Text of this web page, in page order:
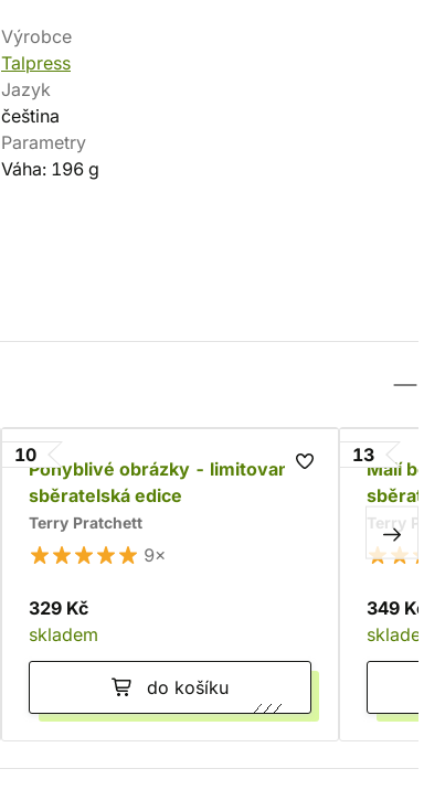
Výrobce
Talpress
Jazyk
čeština
Parametry
Váha: 196 g
10
Pohyblivé obrázky - limitovaná
sběratelská edice
Terry Pratchett
9×
329 Kč
skladem
do košíku
13
Malí
Terry
349 Kč
skladem